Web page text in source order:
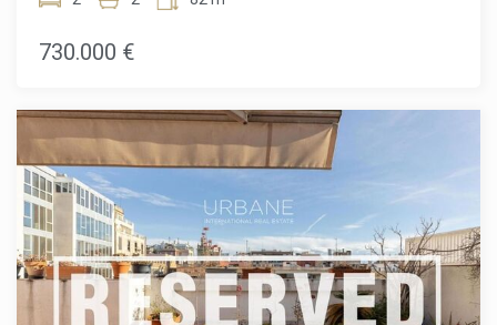
reconegut pels seus carrers arborats, arquitectura icònica i
estil de vida vibrant. Aquí, estàs a poques passes de
connexions de Metro fan que explorar tota la ciutat sigui
sense esforç.Aquesta impressionant propietat compta amb
una terrassa privada combinada amb comoditats
modernes que inclouen aire condicionat fred i calent per a
confort durant tot l'any. Cada detall ha estat dissenyat
acuradament en aquest nou desenvolupament, oferint
acabats immaculats i les últimes tecnologies de construcció
sense preocupacions de manteniment.Ja siguis un jove
professional, parella o inversor buscant béns immobles
premium a Barcelona, aquest apartament ofereix la
730.000 €